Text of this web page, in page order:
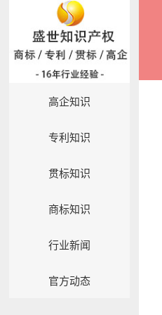
高企知识
专利知识
贯标知识
商标知识
行业新闻
官方动态